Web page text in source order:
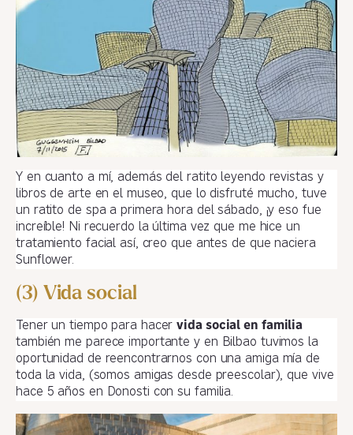
Y en cuanto a mí, además del ratito leyendo revistas y
libros de arte en el museo, que lo disfruté mucho, tuve
un ratito de spa a primera hora del sábado, ¡y eso fue
increíble! Ni recuerdo la última vez que me hice un
tratamiento facial así, creo que antes de que naciera
Sunflower.
(3) Vida social
Tener un tiempo para hacervida social en familia
también me parece importante y en Bilbao tuvimos la
oportunidad de reencontrarnos con una amiga mía de
toda la vida, (somos amigas desde preescolar), que vive
hace 5 años en Donosti con su familia.